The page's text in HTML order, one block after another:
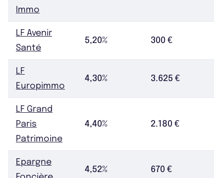
Immo
LF Avenir
Santé
5,20% 300 €
LF
Europimmo
4,30% 3.625 €
LF Grand
Paris
Patrimoine
4,40% 2.180 €
Epargne
4,52% 670 €